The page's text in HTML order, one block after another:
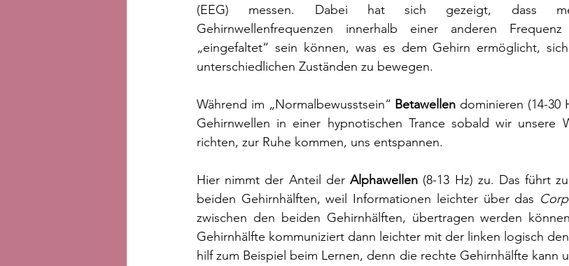
(EEG) messen. Dabei hat sich gezeigt, dass
Gehirnwellenfrequenzen innerhalb einer anderen
„eingefaltet“ sein können, was es dem Gehirn ermöglicht,
unterschiedlichen Zuständen zu bewegen.
Während im „Normalbewusstsein“ Betawellen dominieren (14-30
Gehirnwellen in einer hypnotischen Trance sobald wir unsere
richten, zur Ruhe kommen, uns entspannen.
Hier nimmt der Anteil der Alphawellen (8-13 Hz) zu. Das führt
beiden Gehirnhälften, weil Informationen leichter über das
zwischen den beiden Gehirnhälften, übertragen werden
Gehirnhälfte kommuniziert dann leichter mit der linken logisch
hilf zum Beispiel beim Lernen, denn die rechte Gehirnhälfte kann